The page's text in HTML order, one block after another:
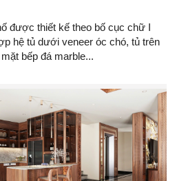
được thiết kế theo bố cục chữ I
hệ tủ dưới veneer óc chó, tủ trên
bếp đá marble...